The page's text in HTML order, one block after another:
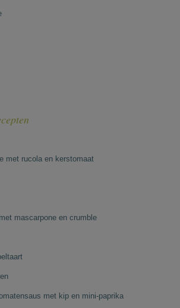
met rucola en kerstomaat
mascarpone en crumble
met kip en mini-paprika